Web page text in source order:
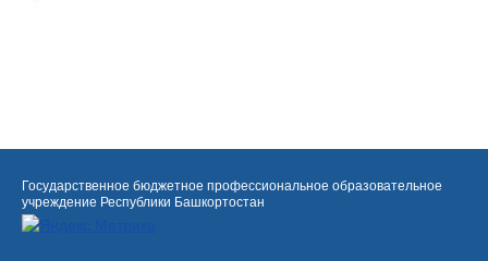
Государственное бюджетное профессиональное образовательное
учреждение Республики Башкортостан